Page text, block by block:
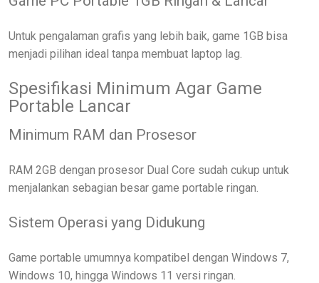
Untuk pengalaman grafis yang lebih baik, game 1GB bisa
menjadi pilihan ideal tanpa membuat laptop lag.
Spesifikasi Minimum Agar Game
Portable Lancar
Minimum RAM dan Prosesor
RAM 2GB dengan prosesor Dual Core sudah cukup untuk
menjalankan sebagian besar game portable ringan.
Sistem Operasi yang Didukung
Game portable umumnya kompatibel dengan Windows 7,
Windows 10, hingga Windows 11 versi ringan.